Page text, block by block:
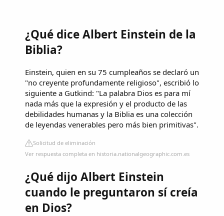
¿Qué dice Albert Einstein de la
Biblia?
Einstein, quien en su 75 cumpleaños se declaró un
"no creyente profundamente religioso", escribió lo
siguiente a Gutkind: "La palabra Dios es para mí
nada más que la expresión y el producto de las
debilidades humanas y la Biblia es una colección
de leyendas venerables pero más bien primitivas".
Solicitud de eliminación
Ver respuesta completa en historia.nationalgeographic.com.es
¿Qué dijo Albert Einstein
cuando le preguntaron sí creía
en Dios?